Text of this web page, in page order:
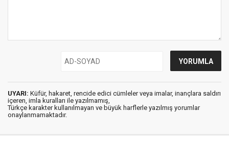
UYARI: Küfür, hakaret, rencide edici cümleler veya imalar, inançlara saldırı
içeren, imla kuralları ile yazılmamış,
Türkçe karakter kullanılmayan ve büyük harflerle yazılmış yorumlar
onaylanmamaktadır.